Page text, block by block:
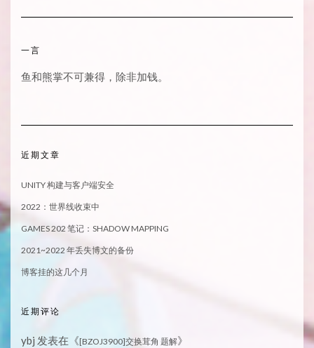
一言
鱼和熊掌不可兼得，除非加钱。
近期文章
UNITY 构建与客户端安全
2022：世界线收束中
GAMES 202 笔记：SHADOW MAPPING
2021~2022 年丢失博文的备份
博客挂的这几个月
近期评论
ybj 发表在《[BZOJ3900]交换茸角 题解》